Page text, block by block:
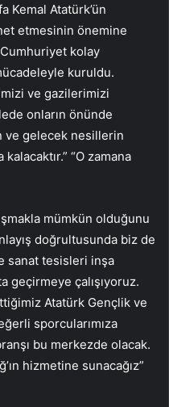
Kemal Atatürk’ün
etmesinin önemine
kolay
kuruldu.
ve gazilerimizi
onların önünde
ve gelecek nesillerin
“O zamana
mümkün olduğunu
doğrultusunda biz de
sanat tesisleri inşa
geçirmeye çalışıyoruz.
Atatürk Gençlik ve
sporcularımıza
bu merkezde olacak.
hizmetine sunacağız”